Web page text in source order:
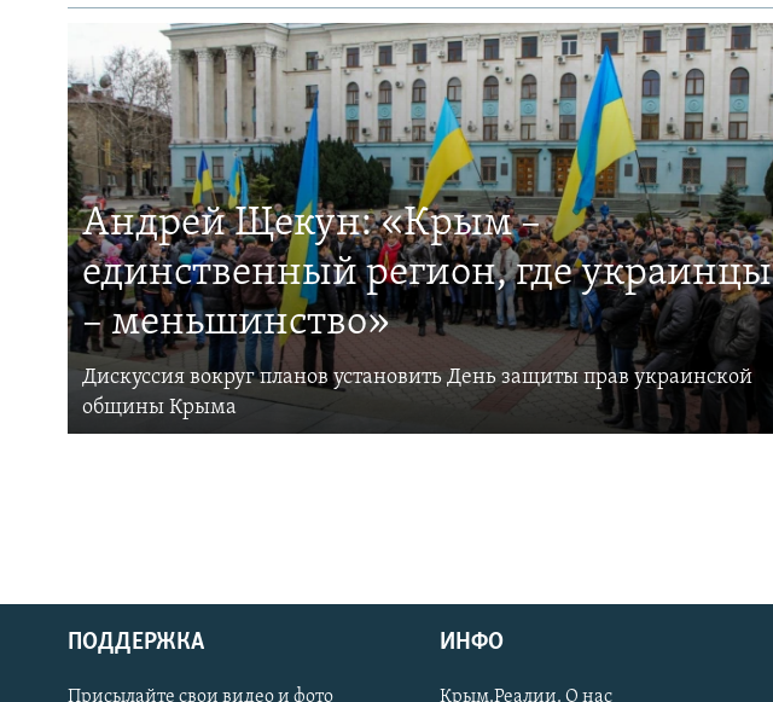
Українською
Андрей Щекун: «Крым –
единственный регион, где украинцы
– меньшинство»
Дискуссия вокруг планов установить День защиты прав украинской
общины Крыма
ПОДДЕРЖКА
Присылайте свои видео и фото
ИНФО
Крым.Реалии. О нас